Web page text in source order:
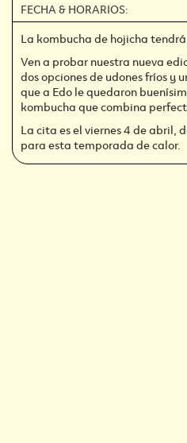
FECHA & HORARIOS:
La kombucha de hojicha
Ven a probar nuestra nueva
dos opciones de udones fríos y
que a Edo le quedaron
kombucha que combina
La cita es el viernes 4 de abril,
para esta temporada de calor.